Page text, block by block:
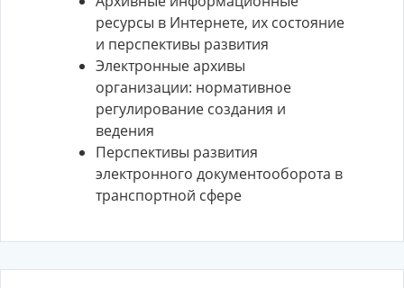
ресурсы в Интернете, их состояние
и перспективы развития
Электронные архивы
организации: нормативное
регулирование создания и
ведения
Перспективы развития
электронного документооборота в
транспортной сфере